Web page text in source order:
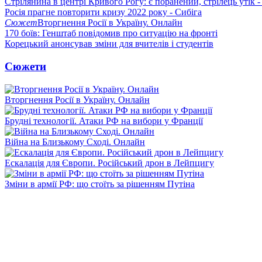
Росія прагне повторити кризу 2022 року - Сибіга
СюжетВторгнення Росії в Україну. Онлайн
170 боїв: Генштаб повідомив про ситуацію на фронті
Корецький анонсував зміни для вчителів і студентів
Сюжети
Вторгнення Росії в Україну. Онлайн
Брудні технології. Атаки РФ на вибори у Франції
Війна на Близькому Сході. Онлайн
Ескалація для Європи. Російський дрон в Лейпцигу
Зміни в армії РФ: що стоїть за рішенням Путіна